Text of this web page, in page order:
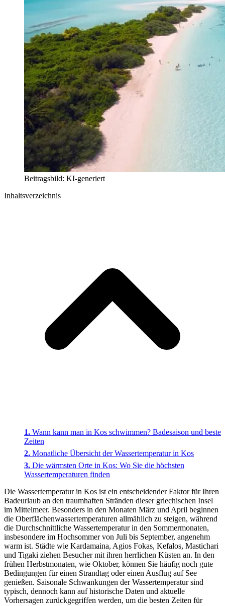
Beitragsbild: KI-generiert
Inhaltsverzeichnis
Wann kann man in Kos schwimmen? Badesaison und beste
Zeiten
Monatliche Übersicht der Wassertemperatur in Kos
Die wärmsten Orte in Kos: Wo Sie die höchsten
Wassertemperaturen finden
Die Wassertemperatur in Kos ist ein entscheidender Faktor für Ihren
Badeurlaub an den traumhaften Stränden dieser griechischen Insel
im Mittelmeer. Besonders in den Monaten März und April beginnen
die Oberflächenwassertemperaturen allmählich zu steigen, während
die Durchschnittliche Wassertemperatur in den Sommermonaten,
insbesondere im Hochsommer von Juli bis September, angenehm
warm ist. Städte wie Kardamaina, Agios Fokas, Kefalos, Mastichari
und Tigaki ziehen Besucher mit ihren herrlichen Küsten an. In den
frühen Herbstmonaten, wie Oktober, können Sie häufig noch gute
Bedingungen für einen Strandtag oder einen Ausflug auf See
genießen. Saisonale Schwankungen der Wassertemperatur sind
typisch, dennoch kann auf historische Daten und aktuelle
Vorhersagen zurückgegriffen werden, um die besten Zeiten für